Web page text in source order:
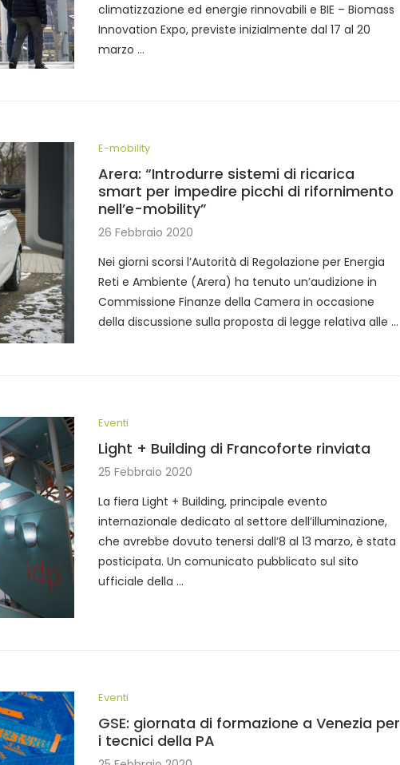
climatizzazione ed energie rinnovabili e BIE – Biomass
Innovation Expo, previste inizialmente dal 17 al 20
marzo …
E-mobility
Arera: “Introdurre sistemi di ricarica
smart per impedire picchi di rifornimento
nell’e-mobility”
26 Febbraio 2020
Nei giorni scorsi l’Autorità di Regolazione per Energia
Reti e Ambiente (Arera) ha tenuto un’audizione in
Commissione Finanze della Camera in occasione
della discussione sulla proposta di legge relativa alle …
Eventi
Light + Building di Francoforte rinviata
25 Febbraio 2020
La fiera Light + Building, principale evento
internazionale dedicato al settore dell’illuminazione,
che avrebbe dovuto tenersi dall’8 al 13 marzo, è stata
posticipata. Un comunicato pubblicato sul sito
ufficiale della …
Eventi
GSE: giornata di formazione a Venezia per
i tecnici della PA